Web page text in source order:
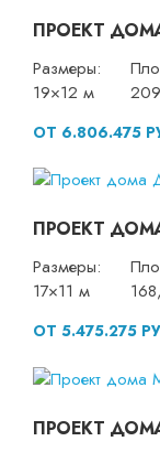
ПРОЕКТ
Размеры:
19×12 м
ОТ 6.806.475
ПРОЕКТ
Размеры:
17×11 м
ОТ 5.475.275
ПРОЕКТ